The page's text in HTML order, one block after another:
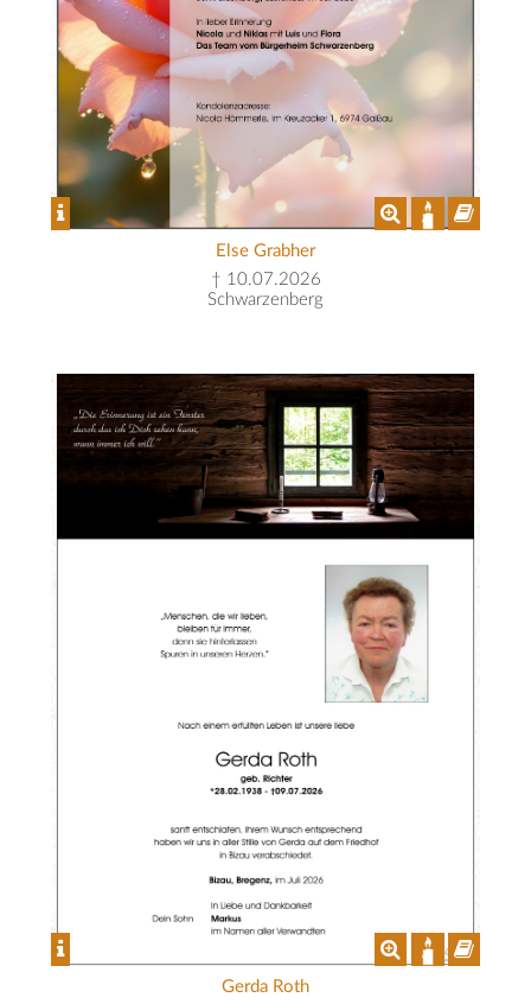
Else Grabher
† 10.07.2026
Schwarzenberg
Gerda Roth